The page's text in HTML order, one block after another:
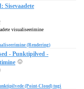
Sisevaadete
visualiseerimine
(Rendering)
- Punktipilved -
(Point-Cloud) tugi